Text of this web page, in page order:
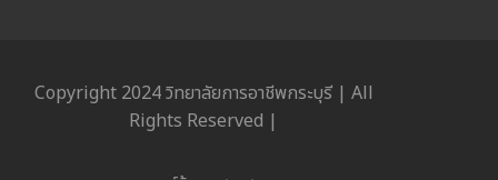
Copyright 2024 วิทยาลัยการอาชีพกระบุรี | All
Rights Reserved |